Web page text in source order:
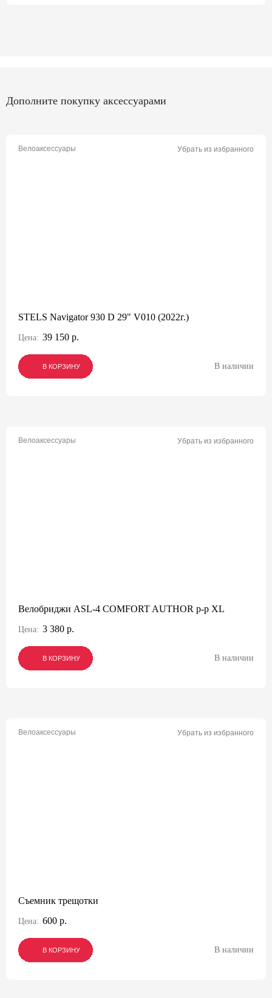
Дополните покупку аксессуарами
Велоаксессуары Убрать из избранного
STELS Navigator 930 D 29" V010 (2022г.)
Цена: 39 150 р.
В КОРЗИНУ
В КОРЗИНУ
В КОРЗИНУ В наличии
Велоаксессуары Убрать из избранного
Велобриджи ASL-4 COMFORT AUTHOR р-р XL
Цена: 3 380 р.
В КОРЗИНУ
В КОРЗИНУ
В КОРЗИНУ В наличии
Велоаксессуары Убрать из избранного
Съемник трещотки
Цена: 600 р.
В КОРЗИНУ
В КОРЗИНУ
В КОРЗИНУ В наличии